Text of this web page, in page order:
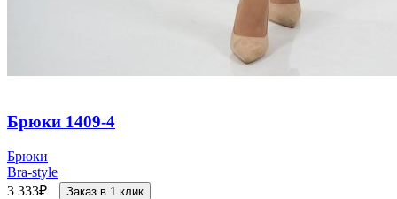
Брюки 1409-4
Брюки
Bra-style
3 333₽ Заказ в 1 клик